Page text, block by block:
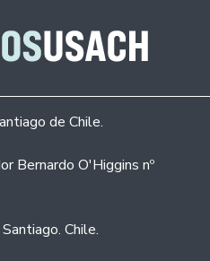
de Chile.
Bernardo O'Higgins nº
Chile.